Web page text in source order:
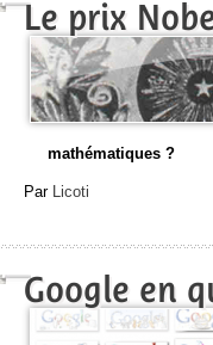
Le prix
mathématiques ?
Par Licoti
Google en